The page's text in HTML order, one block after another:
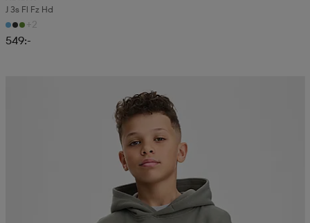
J 3s Fl Fz Hd
+2
549:-